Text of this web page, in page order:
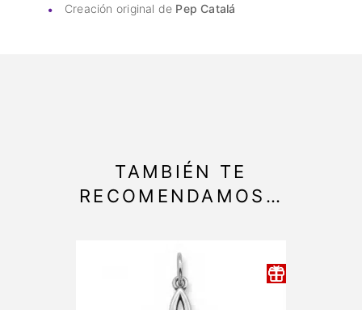
Creación original de Pep Catalá
TAMBIÉN TE
RECOMENDAMOS…